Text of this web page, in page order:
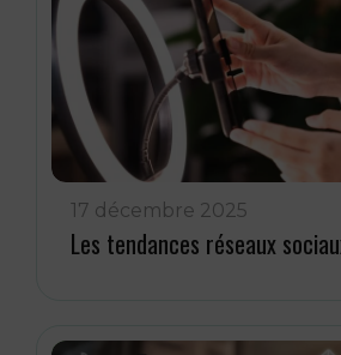
17 décembre 2025
Les tendances réseaux